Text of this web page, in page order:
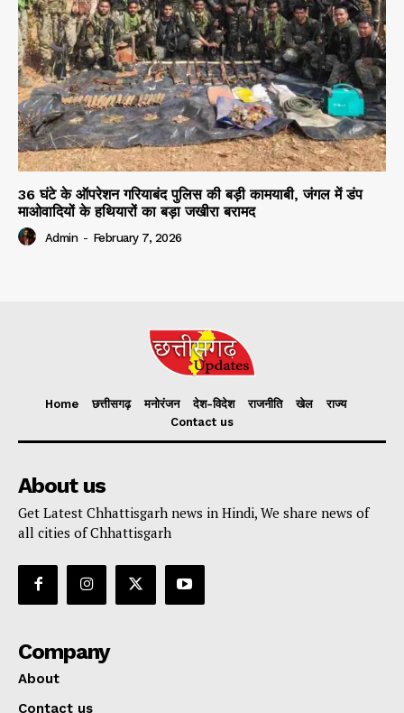
36 घंटे के ऑपरेशन गरियाबंद पुलिस की बड़ी कामयाबी, जंगल में डंप
माओवादियों के हथियारों का बड़ा जखीरा बरामद
Admin - February 7, 2026
Home छत्तीसगढ़ मनोरंजन देश-विदेश राजनीति खेल
राज्य
Contact us
About us
Get Latest Chhattisgarh news in Hindi, We share news of
all cities of Chhattisgarh
Company
About
Contact us